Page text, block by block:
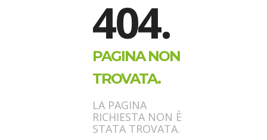
404.
PAGINA NON
TROVATA.
LA PAGINA
RICHIESTA NON È
STATA TROVATA.